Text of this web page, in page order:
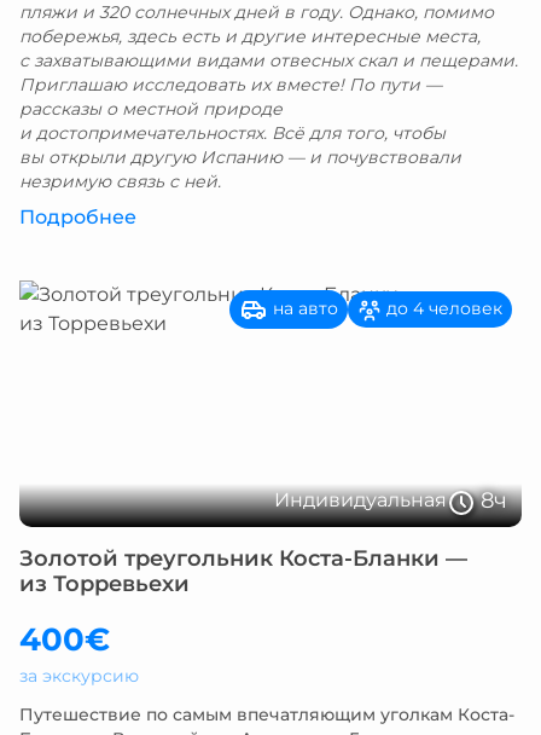
пляжи и 320 солнечных дней в году. Однако, помимо
побережья, здесь есть и другие интересные места,
с захватывающими видами отвесных скал и пещерами.
Приглашаю исследовать их вместе! По пути —
рассказы о местной природе
и достопримечательностях. Всё для того, чтобы
вы открыли другую Испанию — и почувствовали
незримую связь с ней.
Подробнее
Индивидуальная 8ч
на авто до 4 человек
Золотой треугольник Коста-Бланки —
из Торревьехи
400€
за экскурсию
Путешествие по самым впечатляющим уголкам Коста-